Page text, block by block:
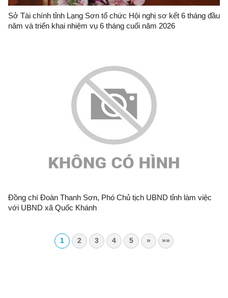
Sở Tài chính tỉnh Lạng Sơn tổ chức Hội nghị sơ kết 6 tháng đầu
năm và triển khai nhiệm vụ 6 tháng cuối năm 2026
Đồng chí Đoàn Thanh Sơn, Phó Chủ tịch UBND tỉnh làm việc
với UBND xã Quốc Khánh
1 2 3 4 5 » »»